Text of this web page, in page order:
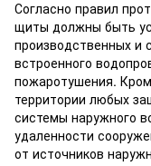
Согласно правил
щиты должны быть
производственных и
встроенного
пожаротушения.
территории любых
системы наружного
удаленности
от источников